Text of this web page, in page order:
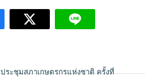
ประชุมสภาเกษตรกรแห่งชาติ ครั้งที่